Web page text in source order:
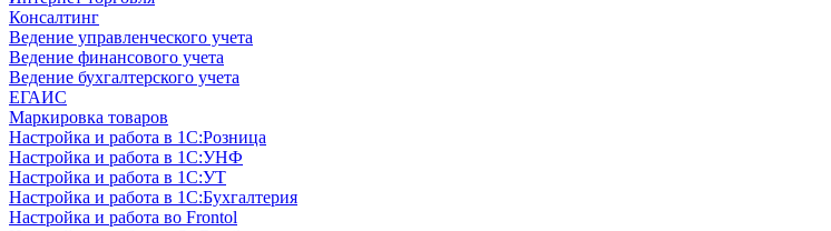
Консалтинг
Ведение управленческого учета
Ведение финансового учета
Ведение бухгалтерского учета
ЕГАИС
Маркировка товаров
Настройка и работа в 1С:Розница
Настройка и работа в 1С:УНФ
Настройка и работа в 1С:УТ
Настройка и работа в 1С:Бухгалтерия
Настройка и работа во Frontol